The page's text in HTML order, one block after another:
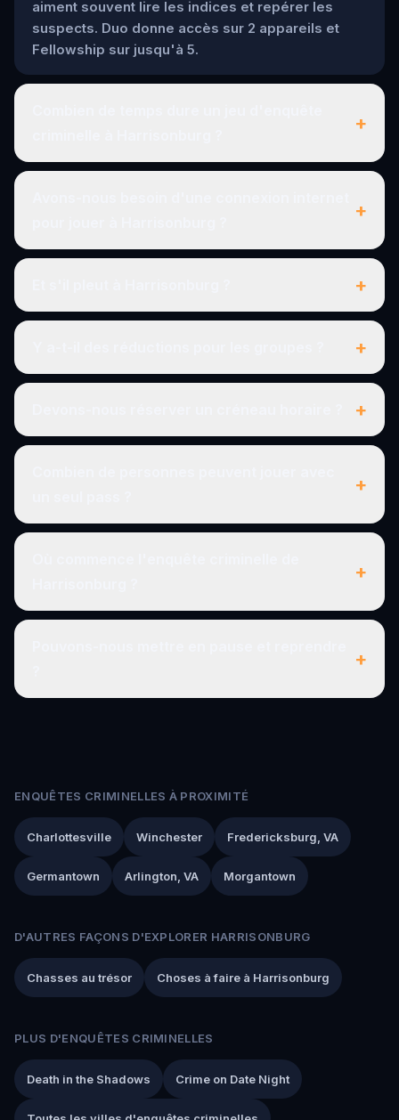
aiment souvent lire les indices et repérer les
suspects. Duo donne accès sur 2 appareils et
Fellowship sur jusqu'à 5.
+
+
+
+
+
+
+
+
ENQUÊTES CRIMINELLES À PROXIMITÉ
Charlottesville Winchester Fredericksburg, VA
Germantown Arlington, VA Morgantown
D'AUTRES FAÇONS D'EXPLORER HARRISONBURG
Chasses au trésor Choses à faire à Harrisonburg
PLUS D'ENQUÊTES CRIMINELLES
Death in the Shadows Crime on Date Night